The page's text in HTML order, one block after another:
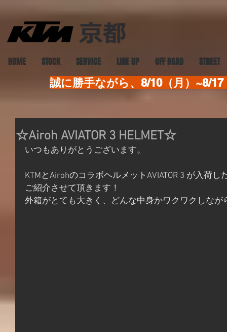
HOME STOCK SERVICE LINE UP OFF ROAD STREET
誠に勝手ながら、8/10（月）~8/
☆Airoh AVIATOR 3 HELMET☆
いつもありがとうございます。
KTMとAirohのコラボヘルメットAVIATOR 3 が入荷し
ご紹介させて頂きます！
外箱がとても大きく、どんな中身かワクワクしなが